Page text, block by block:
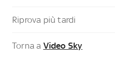
Riprova più tardi
Torna a Video Sky